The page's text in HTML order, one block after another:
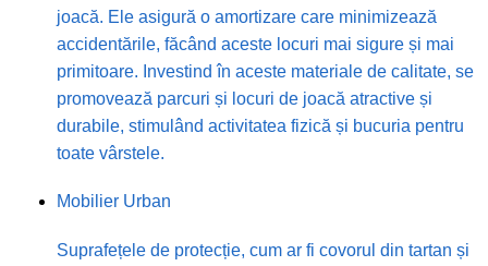
joacă. Ele asigură o amortizare care minimizează
accidentările, făcând aceste locuri mai sigure și mai
primitoare. Investind în aceste materiale de calitate, se
promovează parcuri și locuri de joacă atractive și
durabile, stimulând activitatea fizică și bucuria pentru
toate vârstele.
Mobilier Urban
Suprafețele de protecție, cum ar fi covorul din tartan și